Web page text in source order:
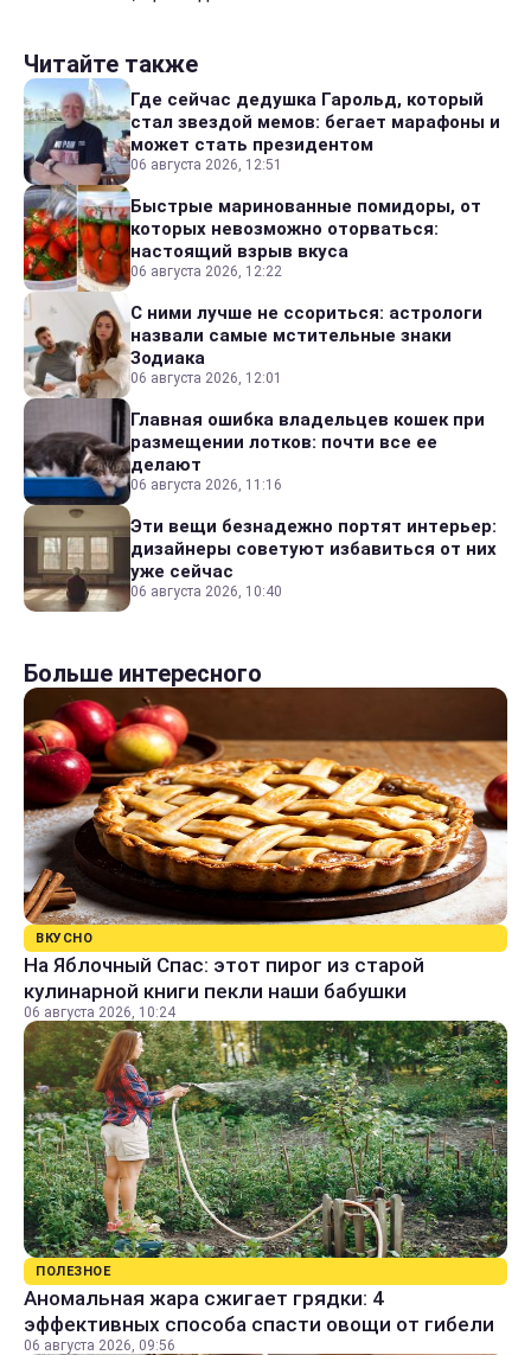
Читайте также
Где сейчас дедушка Гарольд, который
стал звездой мемов: бегает марафоны и
может стать президентом
06 августа 2026, 12:51
Быстрые маринованные помидоры, от
которых невозможно оторваться:
настоящий взрыв вкуса
06 августа 2026, 12:22
С ними лучше не ссориться: астрологи
назвали самые мстительные знаки
Зодиака
06 августа 2026, 12:01
Главная ошибка владельцев кошек при
размещении лотков: почти все ее
делают
06 августа 2026, 11:16
Эти вещи безнадежно портят интерьер:
дизайнеры советуют избавиться от них
уже сейчас
06 августа 2026, 10:40
Больше интересного
ВКУСНО
На Яблочный Спас: этот пирог из старой
кулинарной книги пекли наши бабушки
06 августа 2026, 10:24
ПОЛЕЗНОЕ
Аномальная жара сжигает грядки: 4
эффективных способа спасти овощи от гибели
06 августа 2026, 09:56